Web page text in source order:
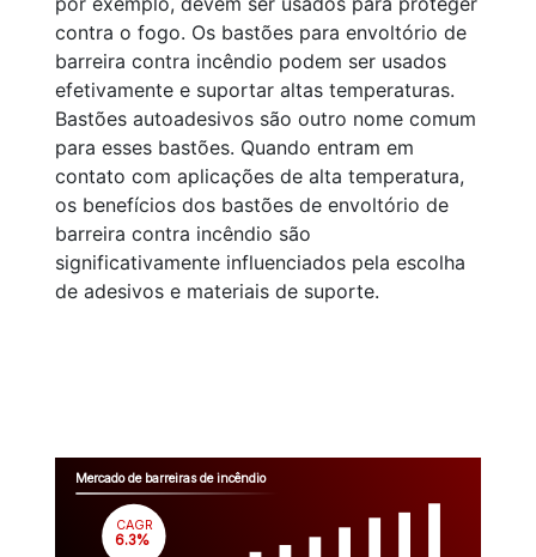
contra o fogo. Os bastões para envoltório de
barreira contra incêndio podem ser usados
efetivamente e suportar altas temperaturas.
Bastões autoadesivos são outro nome comum
para esses bastões. Quando entram em
contato com aplicações de alta temperatura,
os benefícios dos bastões de envoltório de
barreira contra incêndio são
significativamente influenciados pela escolha
de adesivos e materiais de suporte.
Mercado de barreiras de incêndio
CAGR
6.3%